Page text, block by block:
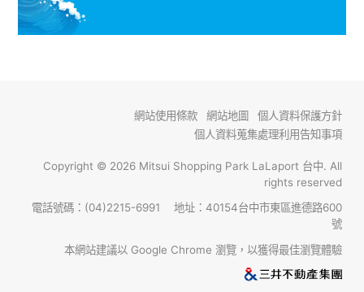
網站使用條款 網站地圖
個人資料保護方針
個人資料蒐集處理利用告知事項
Copyright © 2026 Mitsui Shopping Park LaLaport 台中. All
rights reserved
電話號碼：(04)2215-6991 地址：40154台中市東區進德路600
號
本網站建議以 Google Chrome 瀏覽，以獲得最佳瀏覽體驗